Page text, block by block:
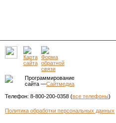
Программирование
сайта —Сайтмедиа
Телефон: 8-800-200-0358 (все телефоны)
Политика обработки персональных данных